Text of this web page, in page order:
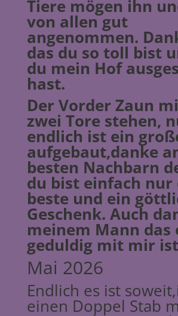
Tiere mögen ihn
von allen gut
angenommen.
das du so toll bist
du mein Hof
hast.
Der Vorder Zaun
zwei Tore stehen,
endlich ist ein
aufgebaut,danke
besten Nachbarn
du bist einfach nur
beste und ein
Geschenk. Auch
meinem Mann das
geduldig mit mir
Mai 2026
Endlich es ist
einen Doppel Stab